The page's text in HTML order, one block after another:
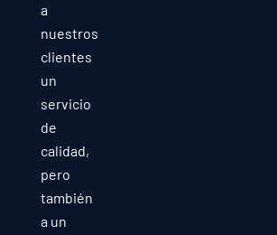
a
nuestros
clientes
un
servicio
de
calidad,
pero
también
a un